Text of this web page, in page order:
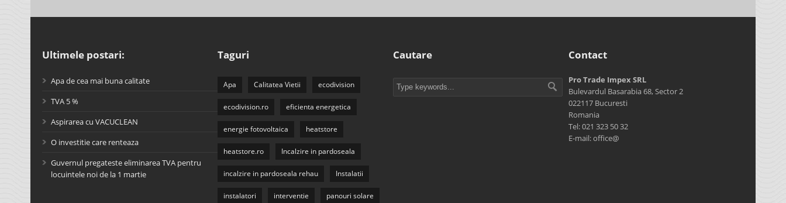
Ultimele postari:
Apa de cea mai buna calitate
TVA 5 %
Aspirarea cu VACUCLEAN
O investitie care renteaza
Guvernul pregateste eliminarea TVA pentru
locuintele noi de la 1 martie
Taguri
Apa Calitatea Vietii ecodivision
ecodivision.ro eficienta energetica
energie fotovoltaica heatstore
heatstore.ro Incalzire in pardoseala
incalzire in pardoseala rehau Instalatii
instalatori interventie panouri solare
Cautare Contact
Pro Trade Impex SRL
Bulevardul Basarabia 68, Sector 2
022117 Bucuresti
Romania
Tel: 021 323 50 32
E-mail: office@